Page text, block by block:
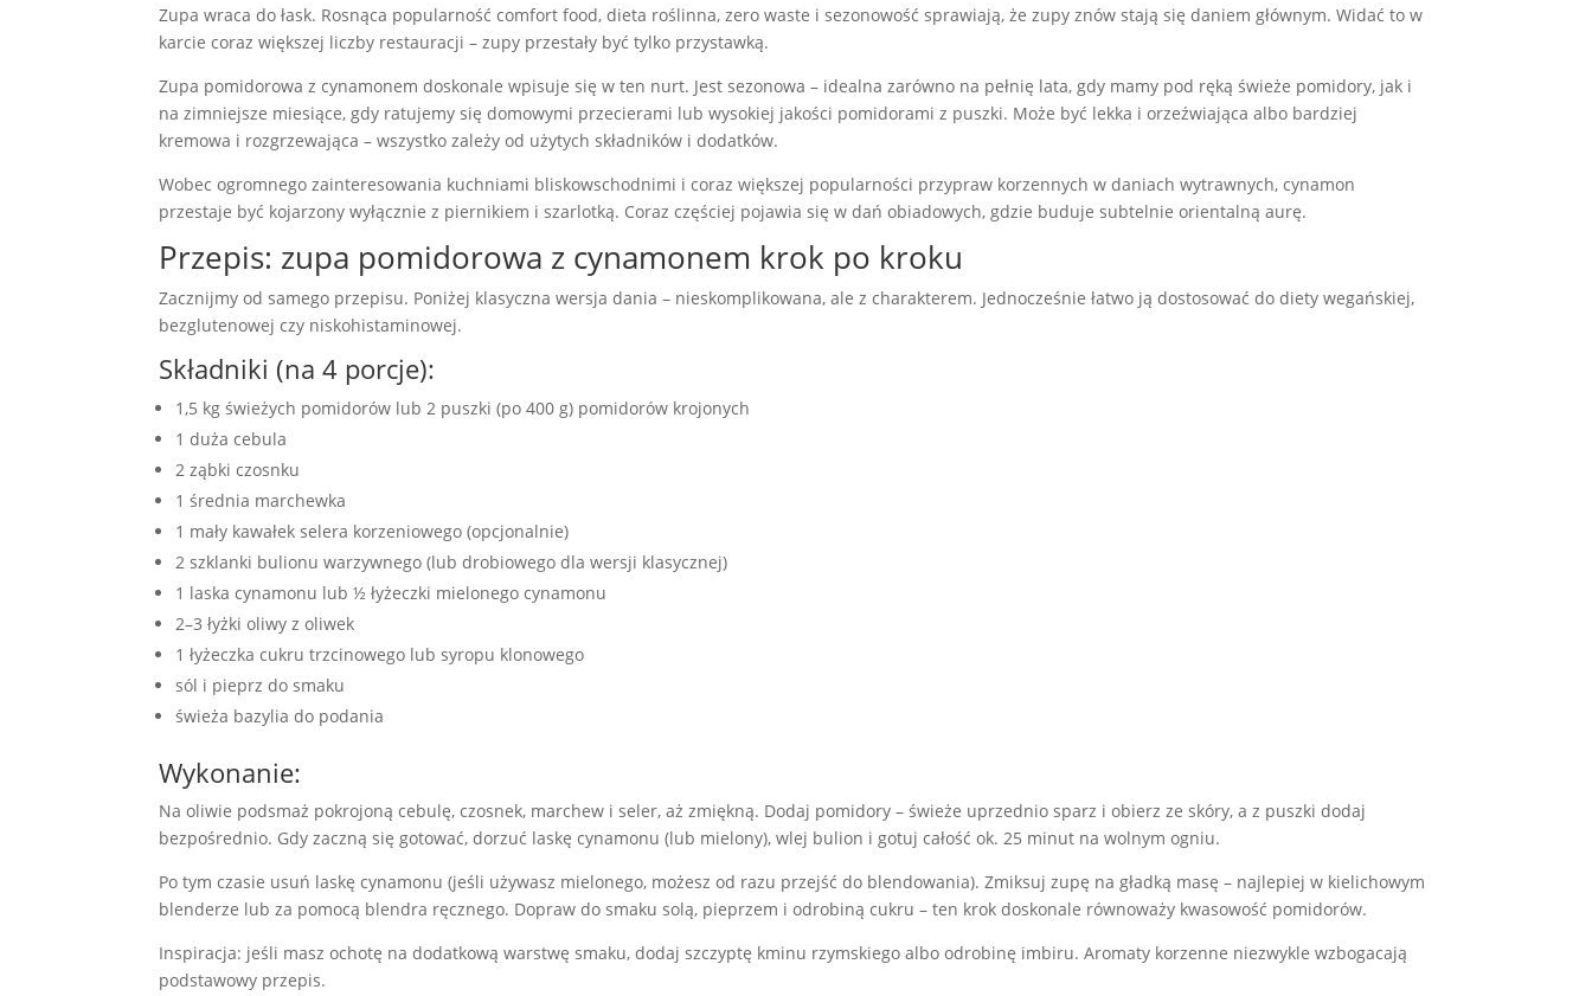
Zupa wraca do łask. Rosnąca popularność comfort food, dieta roślinna, zero waste i sezonowość sprawiają, że zupy znów stają się daniem głównym. Widać to w
karcie coraz większej liczby restauracji – zupy przestały być tylko przystawką.
Zupa pomidorowa z cynamonem doskonale wpisuje się w ten nurt. Jest sezonowa – idealna zarówno na pełnię lata, gdy mamy pod ręką świeże pomidory, jak i
na zimniejsze miesiące, gdy ratujemy się domowymi przecierami lub wysokiej jakości pomidorami z puszki. Może być lekka i orzeźwiająca albo bardziej
kremowa i rozgrzewająca – wszystko zależy od użytych składników i dodatków.
Wobec ogromnego zainteresowania kuchniami bliskowschodnimi i coraz większej popularności przypraw korzennych w daniach wytrawnych, cynamon
przestaje być kojarzony wyłącznie z piernikiem i szarlotką. Coraz częściej pojawia się w dań obiadowych, gdzie buduje subtelnie orientalną aurę.
Przepis: zupa pomidorowa z cynamonem krok po kroku
Zacznijmy od samego przepisu. Poniżej klasyczna wersja dania – nieskomplikowana, ale z charakterem. Jednocześnie łatwo ją dostosować do diety wegańskiej,
bezglutenowej czy niskohistaminowej.
Składniki (na 4 porcje):
1,5 kg świeżych pomidorów lub 2 puszki (po 400 g) pomidorów krojonych
1 duża cebula
2 ząbki czosnku
1 średnia marchewka
1 mały kawałek selera korzeniowego (opcjonalnie)
2 szklanki bulionu warzywnego (lub drobiowego dla wersji klasycznej)
1 laska cynamonu lub ½ łyżeczki mielonego cynamonu
2–3 łyżki oliwy z oliwek
1 łyżeczka cukru trzcinowego lub syropu klonowego
sól i pieprz do smaku
świeża bazylia do podania
Wykonanie:
Na oliwie podsmaż pokrojoną cebulę, czosnek, marchew i seler, aż zmiękną. Dodaj pomidory – świeże uprzednio sparz i obierz ze skóry, a z puszki dodaj
bezpośrednio. Gdy zaczną się gotować, dorzuć laskę cynamonu (lub mielony), wlej bulion i gotuj całość ok. 25 minut na wolnym ogniu.
Po tym czasie usuń laskę cynamonu (jeśli używasz mielonego, możesz od razu przejść do blendowania). Zmiksuj zupę na gładką masę – najlepiej w kielichowym
blenderze lub za pomocą blendra ręcznego. Dopraw do smaku solą, pieprzem i odrobiną cukru – ten krok doskonale równoważy kwasowość pomidorów.
Inspiracja: jeśli masz ochotę na dodatkową warstwę smaku, dodaj szczyptę kminu rzymskiego albo odrobinę imbiru. Aromaty korzenne niezwykle wzbogacają
podstawowy przepis.